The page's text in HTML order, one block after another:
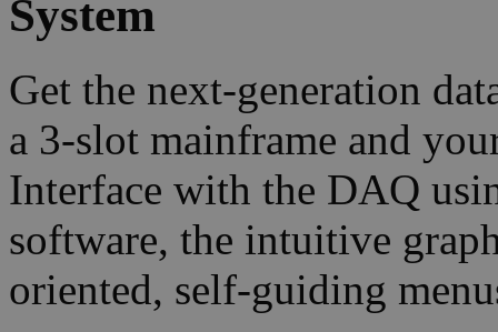
System
Get the next-generation
a 3-slot mainframe and
Interface with the DAQ
software, the intuitive
oriented, self-guiding